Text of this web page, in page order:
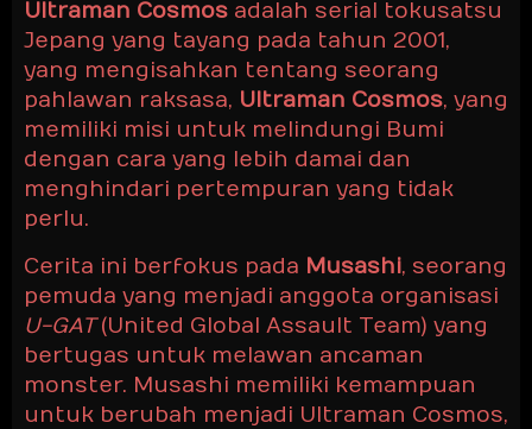
Ultraman Cosmos adalah serial tokusatsu
Jepang yang tayang pada tahun 2001,
yang mengisahkan tentang seorang
pahlawan raksasa, Ultraman Cosmos, yang
memiliki misi untuk melindungi Bumi
dengan cara yang lebih damai dan
menghindari pertempuran yang tidak
perlu.
Cerita ini berfokus pada Musashi, seorang
pemuda yang menjadi anggota organisasi
U-GAT(United Global Assault Team) yang
bertugas untuk melawan ancaman
monster. Musashi memiliki kemampuan
untuk berubah menjadi Ultraman Cosmos,